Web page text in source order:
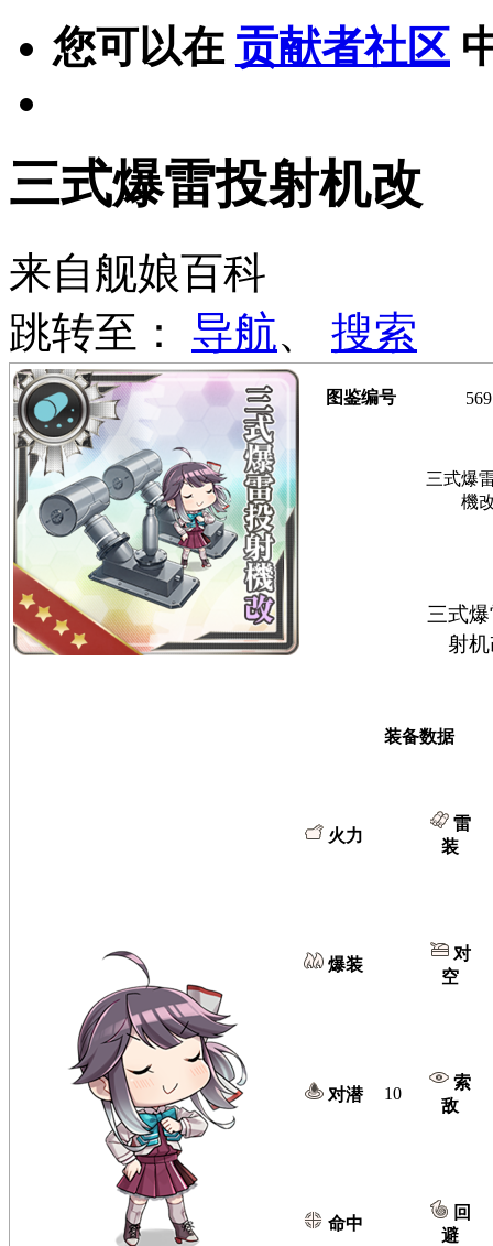
您可以在 贡献者社区
三式爆雷投射机改
来自舰娘百科
跳转至： 导航、 搜索
图鉴编号 569
三式爆
機
三式
射
装备数据
火力
雷
装
爆装
对
空
对潜 10
索
敌
命中
回
避